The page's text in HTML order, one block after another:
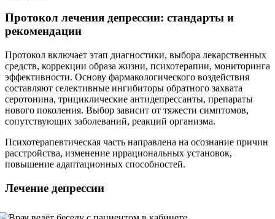
Протокол лечения депрессии: стандарты и
рекомендации
Протокол включает этап диагностики, выбора лекарственных
средств, коррекции образа жизни, психотерапии, мониторинга
эффективности. Основу фармакологического воздействия
составляют селективные ингибиторы обратного захвата
серотонина, трициклические антидепрессанты, препараты
нового поколения. Выбор зависит от тяжести симптомов,
сопутствующих заболеваний, реакций организма.
Психотерапевтическая часть направлена на осознание причин
расстройства, изменение иррациональных установок,
повышение адаптационных способностей.
Лечение депрессии